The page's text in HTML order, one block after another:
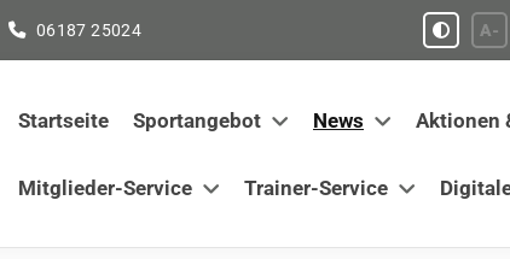
06187 25024 A-
Startseite Sportangebot News Aktionen
Mitglieder-Service Trainer-Service